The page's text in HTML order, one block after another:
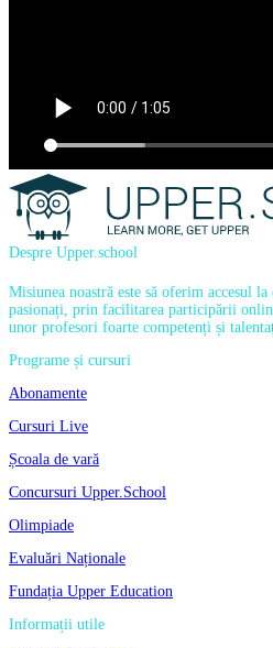
Despre Upper.school
Misiunea noastră este să oferim accesul
pasionați, prin facilitarea participării
unor profesori foarte competenți și
Programe și cursuri
Abonamente
Cursuri Live
Școala de vară
Concursuri Upper.School
Olimpiade
Evaluări Naționale
Fundația Upper Education
Informații utile